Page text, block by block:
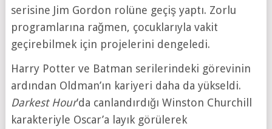
serisine Jim Gordon rolüne geçiş yaptı. Zorlu
programlarına rağmen, çocuklarıyla vakit
geçirebilmek için projelerini dengeledi.
Harry Potter ve Batman serilerindeki görevinin
ardından Oldman’ın kariyeri daha da yükseldi.
Darkest Hour’da canlandırdığı Winston Churchill
karakteriyle Oscar’a layık görülerek